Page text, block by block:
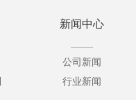
新闻中心
公司新闻
行业新闻